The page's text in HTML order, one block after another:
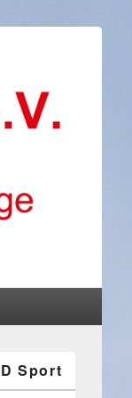
Sport